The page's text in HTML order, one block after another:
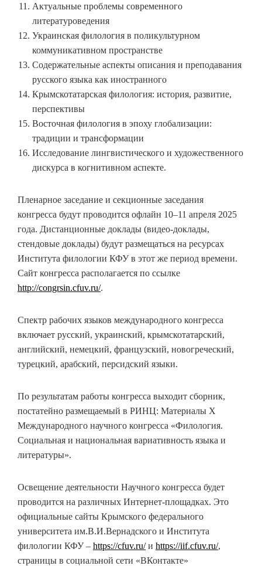
Актуальные проблемы современного
литературоведения
Украинская филология в поликультурном
коммуникативном пространстве
Содержательные аспекты описания и преподавания
русского языка как иностранного
Крымскотатарская филология: история, развитие,
перспективы
Восточная филология в эпоху глобализации:
традиции и трансформации
Исследование лингвистического и художественного
дискурса в когнитивном аспекте.
Пленарное заседание и секционные заседания
конгресса будут проводится офлайн 10–11 апреля 2025
года. Дистанционные доклады (видео-доклады,
стендовые доклады) будут размещаться на ресурсах
Института филологии КФУ в этот же период времени.
Сайт конгресса располагается по ссылке
http://congrsin.cfuv.ru/.
Спектр рабочих языков международного конгресса
включает русский, украинский, крымскотатарский,
английский, немецкий, французский, новогреческий,
турецкий, арабский, персидский языки.
По результатам работы конгресса выходит сборник,
постатейно размещаемый в РИНЦ: Материалы Х
Международного научного конгресса «Филология.
Социальная и национальная вариативность языка и
литературы».
Освещение деятельности Научного конгресса будет
проводится на различных Интернет-площадках. Это
официальные сайты Крымского федерального
университета им.В.И.Вернадского и Института
филологии КФУ – https://cfuv.ru/и https://iif.cfuv.ru/,
страницы в социальной сети «ВКонтакте»